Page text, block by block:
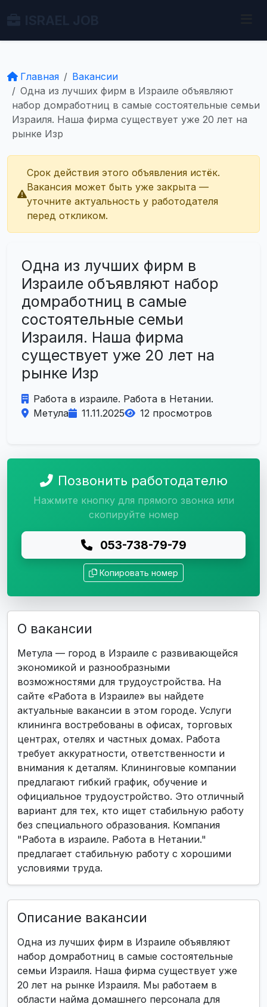
Главная
Вакансии
Одна из лучших фирм в Израиле объявляют
набор домработниц в самые состоятельные семьи
Израиля. Наша фирма существует уже 20 лет на
рынке Изр
Срок действия этого объявления истёк.
Вакансия может быть уже закрыта —
уточните актуальность у работодателя
перед откликом.
Одна из лучших фирм в
Израиле объявляют набор
домработниц в самые
состоятельные семьи
Израиля. Наша фирма
существует уже 20 лет на
рынке Изр
Работа в израиле. Работа в Нетании.
Метула
11.11.2025 12 просмотров
Позвонить работодателю
Нажмите кнопку для прямого звонка или
скопируйте номер
053-738-79-79
Копировать номер
О вакансии
Метула — город в Израиле с развивающейся
экономикой и разнообразными
возможностями для трудоустройства. На
сайте «Работа в Израиле» вы найдете
актуальные вакансии в этом городе. Услуги
клининга востребованы в офисах, торговых
центрах, отелях и частных домах. Работа
требует аккуратности, ответственности и
внимания к деталям. Клининговые компании
предлагают гибкий график, обучение и
официальное трудоустройство. Это отличный
вариант для тех, кто ищет стабильную работу
без специального образования. Компания
"Работа в израиле. Работа в Нетании."
предлагает стабильную работу с хорошими
условиями труда.
Описание вакансии
Одна из лучших фирм в Израиле объявляют
набор домработниц в самые состоятельные
семьи Израиля. Наша фирма существует уже
20 лет на рынке Израиля. Мы работаем в
области найма домашнего персонала для